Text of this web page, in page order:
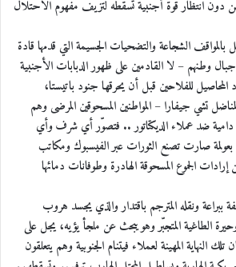
من دون انتظار قوة أجنبية تسقطه لتزيف مفهوم الاحتلال
الشجاعة والتضحيات الجسيمة التي قدمها قادة
جبال وطنهم – لا القادمين على ظهور الدبابات الأجنبية
للفلاحين قبل أن يحرقها جنود باتيستا،
تشي جيفارا – المواطنين المسحوقين المرضى وهم
ضد عملاء الديكتاتور .. فتصوّر أي شرف وأي
صارت تصنع الثورات عبر الفيسبوك ومكاتب
الجموع المسحوقة الهادرة وطوفانات دمائها
ببراعة ونقله المترجم باقتدار والذي يجسد هروب
الطاغية المتجبّر وهو يبحث عن ملجأ يؤيه، يجل على
النهاية المهينة لعملاء فيتنام الجنوبية وهم يتعلقون